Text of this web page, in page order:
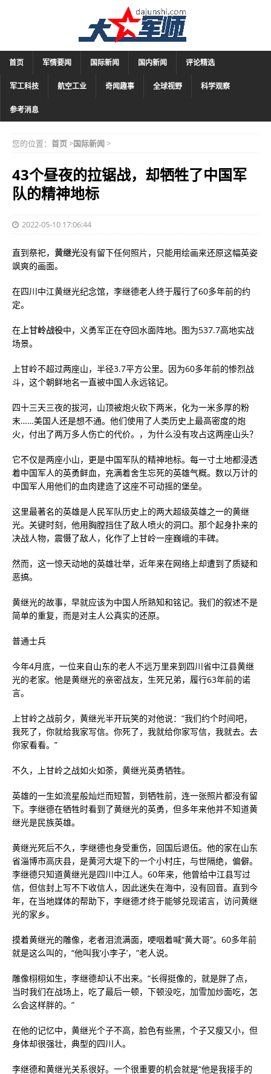
首页 军情要闻 国际新闻 国内新闻 评论精选
军工科技 航空工业 奇闻趣事 全球视野 科学观察
参考消息
您的位置： 首页>国际新闻>
43个昼夜的拉锯战，却牺牲了中国军
队的精神地标
2022-05-10 17:06:44
直到祭祀， 黄继光没有留下任何照片，只能用绘画来还原这幅英姿
飒爽的画面。
在四川中江黄继光纪念馆，李继德老人终于履行了60多年前的约
定。
在上甘岭战役中，义勇军正在夺回水面阵地。图为537.7高地实战
场景。
上甘岭不超过两座山，半径3.7平方公里。因为60多年前的惨烈战
斗，这个朝鲜地名一直被中国人永远铭记。
四十三天三夜的拔河，山顶被炮火砍下两米，化为一米多厚的粉
末……美国人还是想不通。他们使用了人类历史上最高密度的炮
火，付出了两万多人伤亡的代价。，为什么没有攻占这两座山头？
它不仅是两座小山，更是中国军队的精神地标。每一寸土地都浸透
着中国军人的英勇鲜血，充满着舍生忘死的英雄气概。数以万计的
中国军人用他们的血肉建造了这座不可动摇的堡垒。
这里最著名的英雄是人民军队历史上的两大超级英雄之一的黄继
光。关键时刻，他用胸膛挡住了敌人喷火的洞口。那个起身扑来的
决战人物，震慑了敌人，化作了上甘岭一座巍峨的丰碑。
然而，这一惊天动地的英雄壮举，近年来在网络上却遭到了质疑和
恶搞。
黄继光的故事，早就应该为中国人所熟知和铭记。我们的叙述不是
简单的重复，而是对主人公真实的还原。
普通士兵
今年4月底，一位来自山东的老人不远万里来到四川省中江县黄继
光的老家。他是黄继光的亲密战友，生死兄弟，履行63年前的诺
言。
上甘岭之战前夕，黄继光半开玩笑的对他说：“我们约个时间吧，
我死了，你就给我家写信。你死了，我就给你家写信，我就去。去
你家看看。”
不久，上甘岭之战如火如荼，黄继光英勇牺牲。
英雄的一生如流星般灿烂而短暂，到牺牲前，连一张照片都没有留
下。李继德在牺牲时看到了黄继光的英勇，但多年来他并不知道黄
继光是民族英雄。
黄继光死后不久，李继德也身受重伤，回国后退伍。他的家在山东
省淄博市高庆县，是黄河大堤下的一个小村庄，与世隔绝，偏僻。
李继德只知道黄继光是四川中江人。60年来，他曾给中江县写过
信，但信封上写不下收信人，因此迷失在海中，没有回音。直到今
年，在当地媒体的帮助下，李继德才终于能够兑现诺言，访问黄继
光的家乡。
摸着黄继光的雕像，老者泪流满面，哽咽着喊“黄大哥”。60多年前
就是这么叫的，“他叫我‘小李子’，”老人说。
雕像栩栩如生，李继德却认不出来。“长得挺像的，就是胖了点，
当时我们在战场上，吃了最后一顿，下顿没吃，加雪加炒面吃，怎
么会这样胖的。”
在他的记忆中，黄继光个子不高，脸色有些黑，个子又瘦又小，但
身体却很强壮，典型的四川人。
李继德和黄继光关系很好。一个很重要的机会就是“他是我接手的